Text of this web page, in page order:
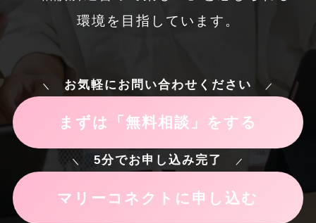
環境を目指しています。
＼ お気軽にお問い合わせください ／
まずは「無料相談」をする
＼ 5分でお申し込み完了 ／
マリーコネクトに申し込む